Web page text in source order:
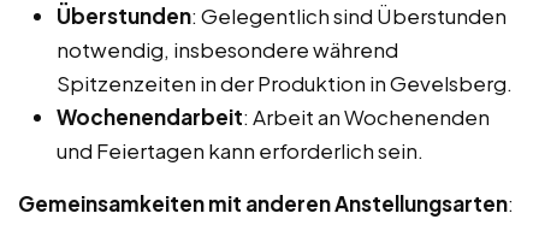
Überstunden: Gelegentlich sind Überstunden
notwendig, insbesondere während
Spitzenzeiten in der Produktion in Gevelsberg.
Wochenendarbeit: Arbeit an Wochenenden
und Feiertagen kann erforderlich sein.
Gemeinsamkeiten mit anderen Anstellungsarten: